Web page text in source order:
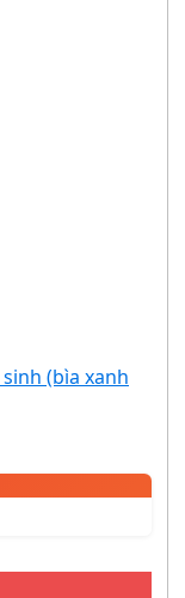
(bìa xanh